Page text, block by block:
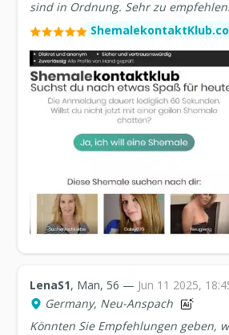
sind in Ordnung. Sehr zu
LenaS1, Man, 56 — Jun 11 2025,
Germany, Neu-Anspach
Könnten Sie Empfehlungen geben,